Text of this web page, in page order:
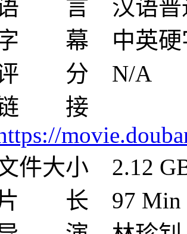
言 汉语普
幕 中英硬
分 N/A
接
件大小 2.12
长 97 Min